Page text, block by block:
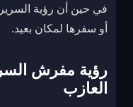
في حين أن رؤية
أو سفرها لمكان بعيد.
رؤية مفرش
العازب